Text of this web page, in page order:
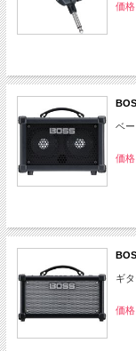
価
ベ
価
ギ
価